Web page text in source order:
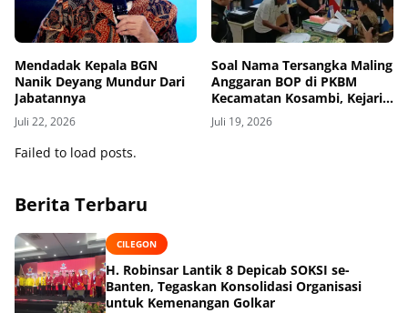
Mendadak Kepala BGN
Nanik Deyang Mundur Dari
Jabatannya
Juli 22, 2026
Soal Nama Tersangka Maling
Anggaran BOP di PKBM
Kecamatan Kosambi, Kejari
Kabupaten Tangerang Siap
Buka-Bukaan
Juli 19, 2026
Failed to load posts.
Berita Terbaru
CILEGON
H. Robinsar Lantik 8 Depicab SOKSI se-
Banten, Tegaskan Konsolidasi Organisasi
untuk Kemenangan Golkar